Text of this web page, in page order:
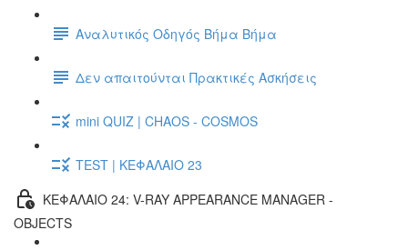
Αναλυτικός Οδηγός Βήμα Βήμα
Δεν απαιτούνται Πρακτικές Ασκήσεις
mini QUIZ | CHAOS - COSMOS
TEST | ΚΕΦΑΛΑΙΟ 23
ΚΕΦΑΛΑΙΟ 24: V-RAY APPEARANCE MANAGER -
OBJECTS